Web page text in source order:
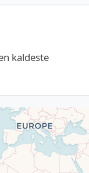
kaldeste